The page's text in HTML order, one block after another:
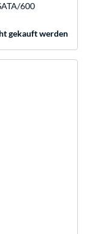
600
gekauft werden